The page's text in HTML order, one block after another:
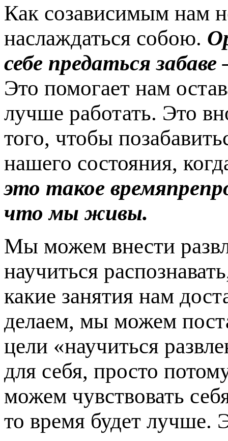
Как созависимым нам
наслаждаться собою.
себе предаться
Это помогает нам
лучше работать. Это
того, чтобы
нашего состояния,
это такое
что мы живы.
Мы можем внести
научиться
какие занятия нам
делаем, мы можем
цели «научиться
для себя, просто
можем чувствовать
то время будет лучше.